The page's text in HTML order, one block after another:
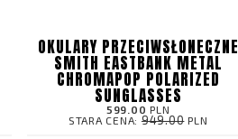
OKULARY PRZECIWSŁONECZNE
SMITH EASTBANK METAL
CHROMAPOP POLARIZED
SUNGLASSES
599.00 PLN
STARA CENA: 949.00PLN